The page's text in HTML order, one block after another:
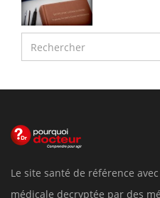
Le site santé de référence
médicale decryptée par des